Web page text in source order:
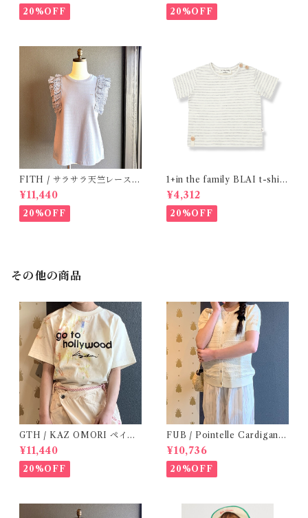
20%OFF 20%OFF
FITH / サラサラ天竺レースT
シャツ (BL) / 145・155
¥11,440
20%OFF
1+in the family BLAI t-shirt
(Grey)
¥4,312
20%OFF
その他の商品
GTH / KAZ OMORI ペイン
トTee
¥11,440
20%OFF
FUB / Pointelle Cardigan e
cru ( 140,150 )
¥10,736
20%OFF